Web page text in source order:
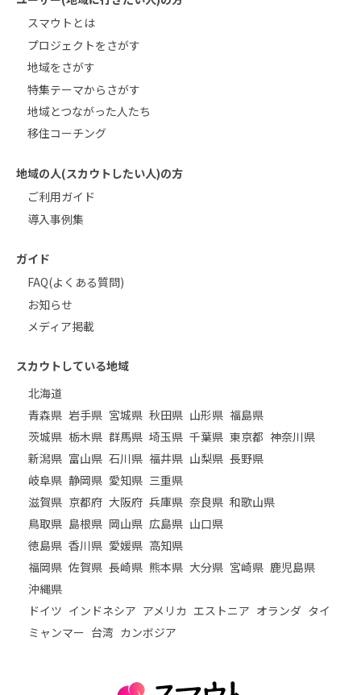
スマウトとは
プロジェクトをさがす
地域をさがす
特集テーマからさがす
地域とつながった人たち
移住コーチング
地域の人(スカウトしたい人)の方
ご利用ガイド
導入事例集
ガイド
FAQ(よくある質問)
お知らせ
メディア掲載
スカウトしている地域
北海道
青森県 岩手県 宮城県 秋田県 山形県 福島県
茨城県 栃木県 群馬県 埼玉県 千葉県 東京都 神奈川県
新潟県 富山県 石川県 福井県 山梨県 長野県
岐阜県 静岡県 愛知県 三重県
滋賀県 京都府 大阪府 兵庫県 奈良県 和歌山県
鳥取県 島根県 岡山県 広島県 山口県
徳島県 香川県 愛媛県 高知県
福岡県 佐賀県 長崎県 熊本県 大分県 宮崎県 鹿児島県
沖縄県
ドイツ インドネシア アメリカ エストニア オランダ タイ
ミャンマー 台湾 カンボジア